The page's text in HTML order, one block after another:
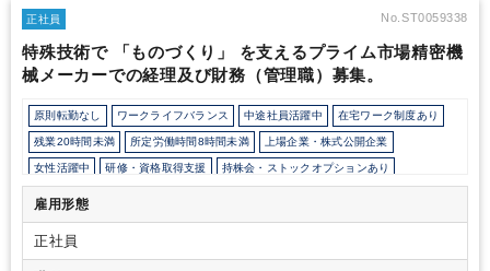
ひお薦めのポジションです。
正社員 No.ST0059338
特殊技術で 「ものづくり」 を支えるプライム市場精密機
械メーカーでの経理及び財務（管理職）募集。
原則転勤なし ワークライフバランス 中途社員活躍中 在宅ワーク制度あり
残業20時間未満 所定労働時間8時間未満 上場企業・株式公開企業
女性活躍中 研修・資格取得支援 持株会・ストックオプションあり
雇用形態
正社員